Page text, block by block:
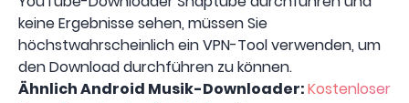
keine Ergebnisse sehen, müssen Sie
höchstwahrscheinlich ein VPN-Tool verwenden, um
den Download durchführen zu können.
ÄhnlichAndroid Musik-Downloader:Kostenloser